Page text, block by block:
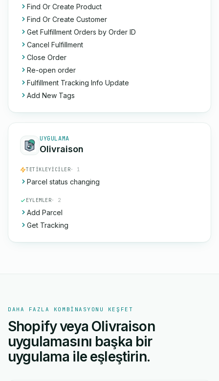
Find Or Create Product
Find Or Create Customer
Get Fulfillment Orders by Order ID
Cancel Fulfillment
Close Order
Re-open order
Fulfillment Tracking Info Update
Add New Tags
UYGULAMA
Olivraison
TETIKLEYICILER· 1
Parcel status changing
EYLEMLER· 2
Add Parcel
Get Tracking
DAHA FAZLA KOMBINASYONU KEŞFET
Shopify veya Olivraison
uygulamasını başka bir
uygulama ile eşleştirin.